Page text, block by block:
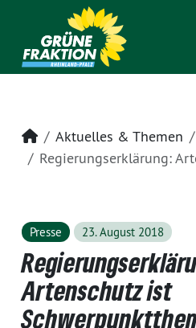
Startseite
Aktuelles & Themen
Regierungserklärung: Artenschutz ist
Presse 23. August 2018
Artenschutz ist